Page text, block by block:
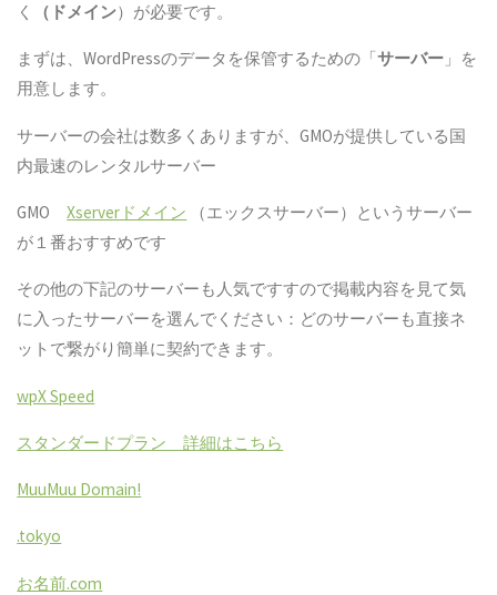
く
（ドメイン）が必要です。
まずは、WordPressのデータを保管するための「サーバー 」を
用意します。
サーバーの会社は数多くありますが、GMOが提供している国
内最速のレンタルサーバー
GMOXserverドメイン （エックスサーバー）というサーバー
が１番おすすめです
その他の下記のサーバーも人気ですすので掲載内容を見て気
に入ったサーバーを選んでください：どのサーバーも直接ネ
ットで繋がり簡単に契約できます。
wpX Speed
スタンダードプラン 詳細はこちら
MuuMuu Domain!
.tokyo
お名前.com